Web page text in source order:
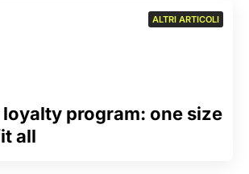
program: one size
all
ALTRI ARTICOLI